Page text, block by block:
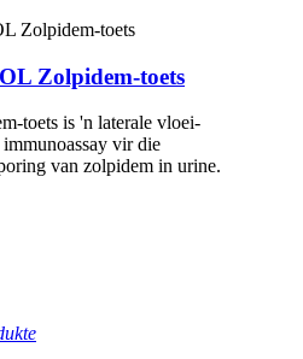
Zolpidem-toets
toets is 'n laterale vloei-
vir die
van zolpidem in urine.